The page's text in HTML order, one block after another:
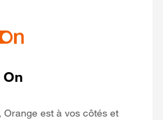
Orange est à vos côtés et